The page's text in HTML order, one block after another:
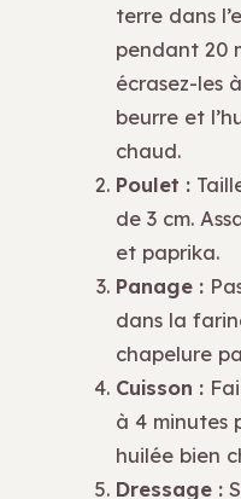
terre dans
pendant 20
écrasez-les
beurre et
chaud.
Poulet :
de 3 cm.
et paprika.
Panage :
dans la
chapelure
Cuisson :
à 4 minutes
huilée bien
Dressage :